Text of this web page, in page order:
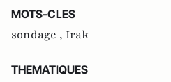
MOTS-CLES
sondage , Irak
THEMATIQUES